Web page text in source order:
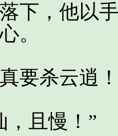
，他以手
。
杀云逍
且慢！”